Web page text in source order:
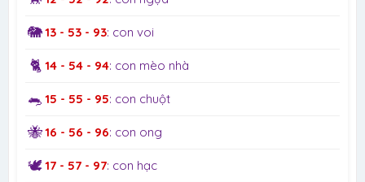
🐘13 - 53 - 93: con voi
🐈 14 - 54 - 94: con mèo nhà
🐀 15 - 55 - 95: con chuột
🐝16 - 56 - 96: con ong
🕊️17 - 57 - 97: con hạc